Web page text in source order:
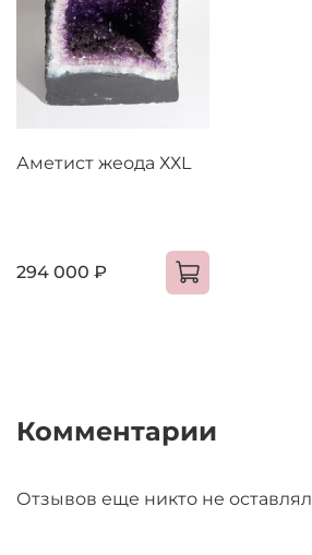
Аметист жеода ХХL
294 000 ₽
Комментарии
Отзывов еще никто не оставлял